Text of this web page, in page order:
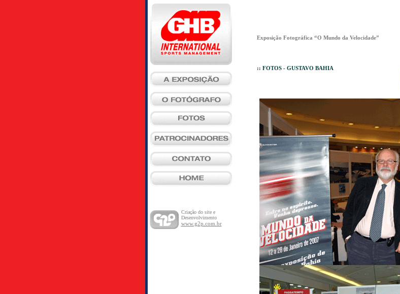
Criação do site e
Desenvolvimento
www.g2p.com.br
Exposição Fotográfica “O Mundo da Velocidade”
:: FOTOS - GUSTAVO BAHIA